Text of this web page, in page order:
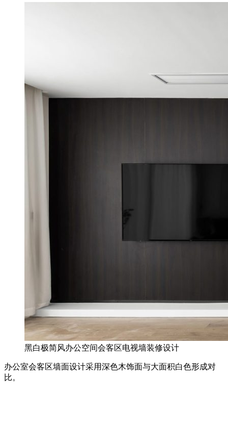
黑白极简风办公空间会客区电视墙装修设计
办公室会客区墙面设计采用深色木饰面与大面积白色形成对
比。